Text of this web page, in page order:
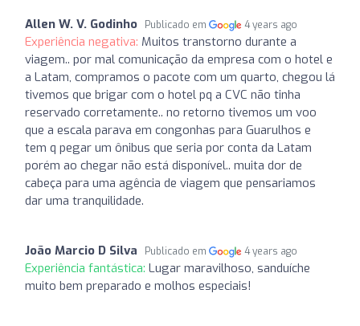
Allen W. V. Godinho Publicado em 4 years ago
Experiência negativa: Muitos transtorno durante a
viagem.. por mal comunicação da empresa com o hotel e
a Latam, compramos o pacote com um quarto, chegou lá
tivemos que brigar com o hotel pq a CVC não tinha
reservado corretamente.. no retorno tivemos um voo
que a escala parava em congonhas para Guarulhos e
tem q pegar um ônibus que seria por conta da Latam
porém ao chegar não está disponível.. muita dor de
cabeça para uma agência de viagem que pensariamos
dar uma tranquilidade.
João Marcio D Silva Publicado em 4 years ago
Experiência fantástica: Lugar maravilhoso, sanduíche
muito bem preparado e molhos especiais!